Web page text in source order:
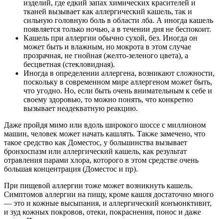
изделий, где едкий запах химических красителей и
тканей вызывает как аллергический кашель, так и
сильную головную боль в области лба. А иногда кашель
появляется только ночью, а в течении дня не беспокоит.
Кашель при аллергии обычно сухой, без. Иногда он
может быть и влажным, но мокрота в этом случае
прозрачная, не гнойная (желто-зеленого цвета), а
бесцветная (стекловидная).
Иногда в определении аллергена, возникают сложности,
поскольку в современном мире аллергеном может быть,
что угодно. Но, если быть очень внимательным к себе и
своему здоровью, то можно понять, что конкретно
вызывает неадекватную реакцию.
Даже пройдя мимо или вдоль широкого шоссе с миллионом
машин, человек может начать кашлять. Также замечено, что
такое средство как Доместос, у большинства вызывает
бронхоспазм или аллергический кашель, как результат
отравления парами хлора, которого в этом средстве очень
большая концентрация (Доместос и пр).
При пищевой аллергии тоже может возникнуть кашель.
Симптомов аллергии на пищу, кроме кашля достаточно много
— это и кожные высыпания, и аллергический конъюнктивит,
и зуд кожных покровов, отеки, покраснения, понос и даже